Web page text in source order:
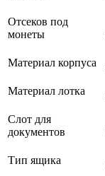
Отсеков под
монеты
Материал корпуса
Материал лотка
Слот для
документов
Тип ящика